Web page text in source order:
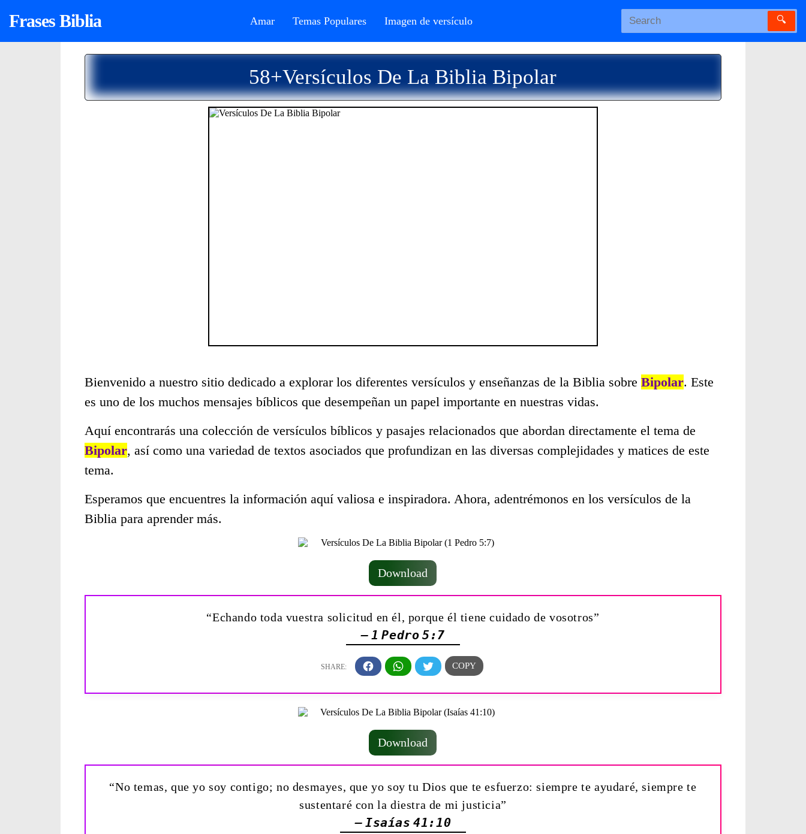
Frases Biblia Amar Temas Populares Imagen de versículo 🔍
58+Versículos De La Biblia Bipolar
Bienvenido a nuestro sitio dedicado a explorar los diferentes versículos y enseñanzas de la Biblia sobre Bipolar. Este
es uno de los muchos mensajes bíblicos que desempeñan un papel importante en nuestras vidas.
Aquí encontrarás una colección de versículos bíblicos y pasajes relacionados que abordan directamente el tema de
Bipolar, así como una variedad de textos asociados que profundizan en las diversas complejidades y matices de este
tema.
Esperamos que encuentres la información aquí valiosa e inspiradora. Ahora, adentrémonos en los versículos de la
Biblia para aprender más.
Download
“Echando toda vuestra solicitud en él, porque él tiene cuidado de vosotros”
— 1 Pedro 5:7
Download
“No temas, que yo soy contigo; no desmayes, que yo soy tu Dios que te esfuerzo: siempre te ayudaré, siempre te
sustentaré con la diestra de mi justicia”
— Isaías 41:10